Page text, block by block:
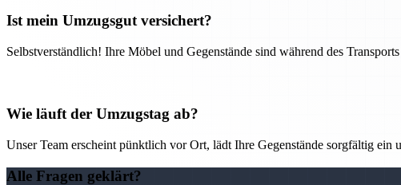
Ist mein Umzugsgut versichert?
Selbstverständlich! Ihre Möbel und Gegenstände sind während des
Wie läuft der Umzugstag ab?
Unser Team erscheint pünktlich vor Ort, lädt Ihre Gegenstände sorgfältig
Alle Fragen geklärt?